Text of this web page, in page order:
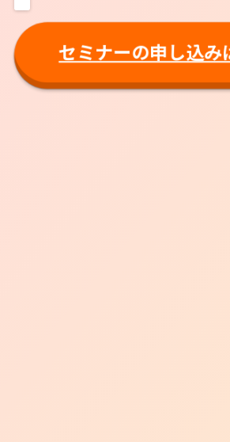
セミナーの申し込み